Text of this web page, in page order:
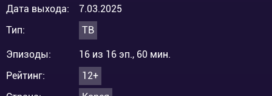
Дата выхода:
7.03.2025
Тип:
ТВ
Эпизоды:
16 из 16 эп., 60 мин.
Рейтинг:
12+